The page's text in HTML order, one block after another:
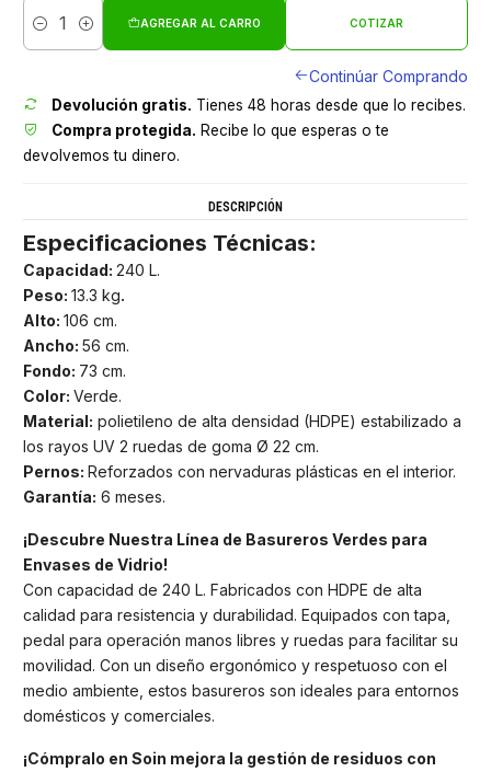
Cantidad
AGREGAR AL CARRO COTIZAR
Continúar Comprando
Devolución gratis. Tienes 48 horas desde que lo recibes.
Compra protegida. Recibe lo que esperas o te
devolvemos tu dinero.
DESCRIPCIÓN
Especificaciones Técnicas:
Capacidad: 240 L.
Peso: 13.3 kg.
Alto: 106 cm.
Ancho: 56 cm.
Fondo: 73 cm.
Color: Verde.
Material: polietileno de alta densidad (HDPE) estabilizado a
los rayos UV 2 ruedas de goma Ø 22 cm.
Pernos: Reforzados con nervaduras plásticas en el interior.
Garantía: 6 meses.
¡Descubre Nuestra Línea de Basureros Verdes para
Envases de Vidrio!
Con capacidad de 240 L. Fabricados con HDPE de alta
calidad para resistencia y durabilidad. Equipados con tapa,
pedal para operación manos libres y ruedas para facilitar su
movilidad. Con un diseño ergonómico y respetuoso con el
medio ambiente, estos basureros son ideales para entornos
domésticos y comerciales.
¡Cómpralo en Soin mejora la gestión de residuos con